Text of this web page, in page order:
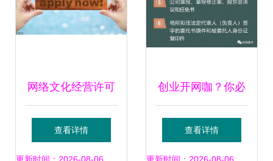
网络文化经营许可
证申请办理流程全
查看详情
创业开网咖？你必
须要做好的第一步
查看详情